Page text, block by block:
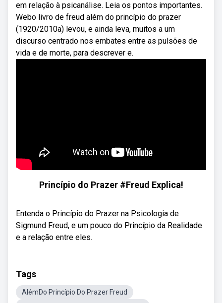
em relação à psicanálise. Leia os pontos importantes.
Webo livro de freud além do princípio do prazer
(1920/2010a) levou, e ainda leva, muitos a um
discurso centrado nos embates entre as pulsões de
vida e de morte, para descrever e.
Princípio do Prazer #Freud Explica!
Entenda o Princípio do Prazer na Psicologia de
Sigmund Freud, e um pouco do Princípio da Realidade
e a relação entre eles.
Tags
AlémDo Princípio Do Prazer Freud